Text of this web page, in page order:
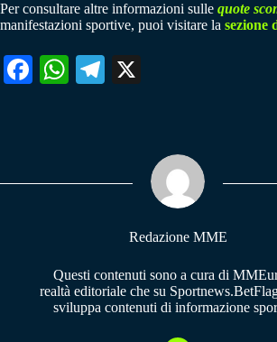
Per consultare altre informazioni sulle quote
manifestazioni sportive, puoi visitare la sezione
Fa W
pp
Te
m
Redazione MME
Questi contenuti sono a cura di
realtà editoriale che su
sviluppa contenuti di informazione